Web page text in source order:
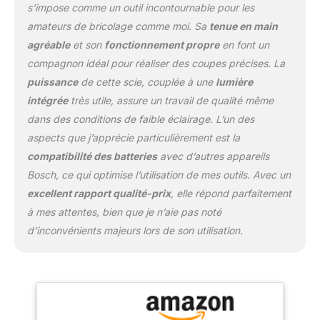
s’impose comme un outil incontournable pour les
amateurs de bricolage comme moi. Sa tenue en main
agréableet son fonctionnement propreen font un
compagnon idéal pour réaliser des coupes précises. La
puissancede cette scie, couplée à une lumière
intégréetrès utile, assure un travail de qualité même
dans des conditions de faible éclairage. L’un des
aspects que j’apprécie particulièrement est la
compatibilité des batteriesavec d’autres appareils
Bosch, ce qui optimise l’utilisation de mes outils. Avec un
excellent rapport qualité-prix, elle répond parfaitement
à mes attentes, bien que je n’aie pas noté
d’inconvénients majeurs lors de son utilisation.